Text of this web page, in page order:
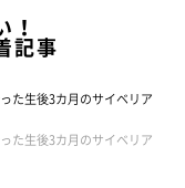
のところにやって来
2匹の猫と一緒に暮ら
か。甘えんぼで、怖
！
記事
た生後3カ月のサイベリア
た生後3カ月のサイベリア